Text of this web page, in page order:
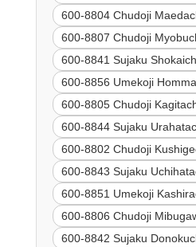
600-8804 Chudoji
600-8807 Chudoji
600-8841 Sujaku
600-8856 Umekoji
600-8805 Chudoji
600-8844 Sujaku
600-8802 Chudoji
600-8843 Sujaku
600-8851 Umekoji
600-8806 Chudoji
600-8842 Sujaku